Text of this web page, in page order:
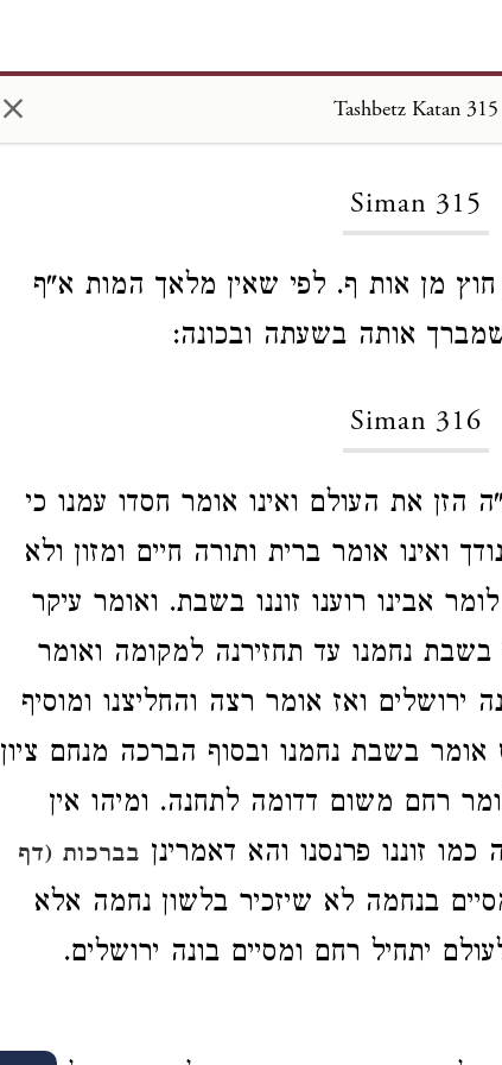
× Tashbetz Katan 315
Siman 315
מן אות ף. לפי שאין מלאך המות א"ף
אותה בשעתה ובכונה:
Siman 316
הזן את העולם ואינו אומר חסדו עמנו כי
ואינו אומר ברית ותורה חיים ומזון ולא
אבינו רוענו זוננו בשבת. ואומר עיקר
נחמנו עד תחזירנה למקומה ואומר
ירושלים ואז אומר רצה והחליצנו ומוסיף
אומר בשבת נחמנו ובסוף הברכה מנחם ציון
רחם משום דדומה לתחנה. ומיהו אין
זוננו פרנסנו והא דאמרינן בברכות (דף
בנחמה לא שיזכיר בלשון נחמה אלא
יתחיל רחם ומסיים בונה ירושלים.